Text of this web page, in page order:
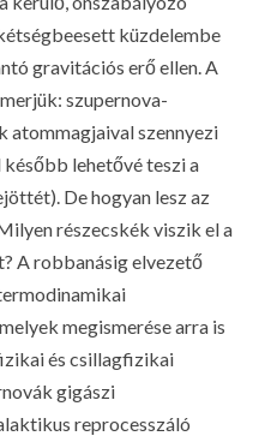
küzdelembe
gravitációs erő ellen. A
szupernova-
atommagjaival szennyezi
lehetővé teszi a
De hogyan lesz az
részecskék viszik el a
A robbanásig elvezető
megismerése arra is
és csillagfizikai
gigászi
reprocesszáló